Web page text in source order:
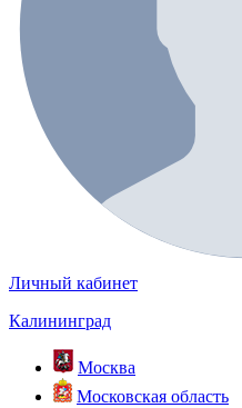
Личный кабинет
Калининград
Москва
Московская область